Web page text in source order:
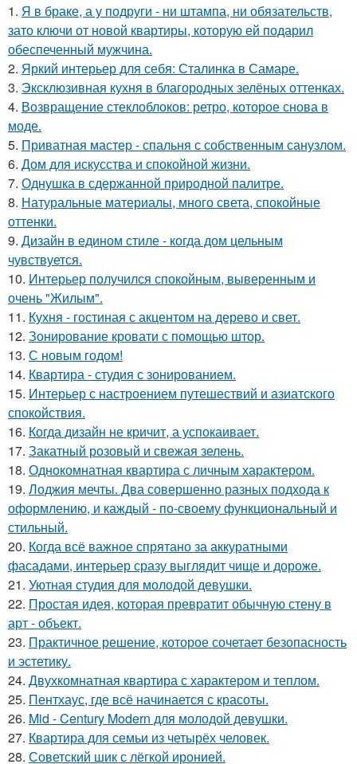
1. Я в браке, а у подруги - ни штампа, ни обязательств,
зато ключи от новой квартиры, которую ей подарил
обеспеченный мужчина.
2. Яркий интерьер для себя: Сталинка в Самаре.
3. Эксклюзивная кухня в благородных зелёных оттенках.
4. Возвращение стеклоблоков: ретро, которое снова в
моде.
5. Приватная мастер - спальня с собственным санузлом.
6. Дом для искусства и спокойной жизни.
7. Однушка в сдержанной природной палитре.
8. Натуральные материалы, много света, спокойные
оттенки.
9. Дизайн в едином стиле - когда дом цельным
чувствуется.
10. Интерьер получился спокойным, выверенным и
очень "Жилым".
11. Кухня - гостиная с акцентом на дерево и свет.
12. Зонирование кровати с помощью штор.
13. С новым годом!
14. Квартира - студия с зонированием.
15. Интерьер с настроением путешествий и азиатского
спокойствия.
16. Когда дизайн не кричит, а успокаивает.
17. Закатный розовый и свежая зелень.
18. Однокомнатная квартира с личным характером.
19. Лоджия мечты. Два совершенно разных подхода к
оформлению, и каждый - по-своему функциональный и
стильный.
20. Когда всё важное спрятано за аккуратными
фасадами, интерьер сразу выглядит чище и дороже.
21. Уютная студия для молодой девушки.
22. Простая идея, которая превратит обычную стену в
арт - объект.
23. Практичное решение, которое сочетает безопасность
и эстетику.
24. Двухкомнатная квартира с характером и теплом.
25. Пентхаус, где всё начинается с красоты.
26. Mid - Century Modern для молодой девушки.
27. Квартира для семьи из четырёх человек.
28. Советский шик с лёгкой иронией.